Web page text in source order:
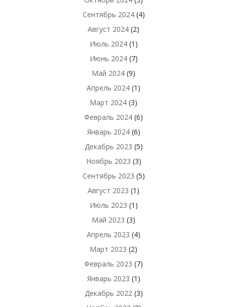
Сентябрь 2024(4)
Август 2024 (2)
Июль 2024(1)
Июнь 2024(7)
Май 2024 (9)
Апрель 2024 (1)
Март 2024 (3)
Февраль 2024 (6)
Январь 2024(6)
Декабрь 2023 (5)
Ноябрь 2023 (3)
Сентябрь 2023 (5)
Август 2023 (1)
Июль 2023 (1)
Май 2023 (3)
Апрель 2023 (4)
Март 2023 (2)
Февраль 2023 (7)
Январь 2023 (1)
Декабрь 2022(3)